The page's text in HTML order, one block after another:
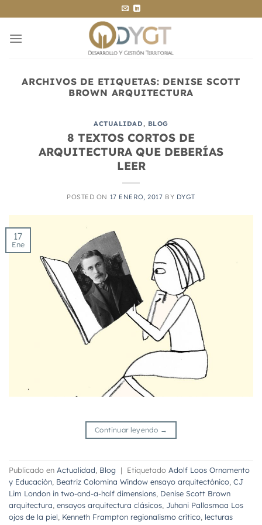
al
contenido
ARCHIVOS DE ETIQUETAS: DENISE SCOTT
BROWN ARQUITECTURA
ACTUALIDAD, BLOG
8 TEXTOS CORTOS DE
ARQUITECTURA QUE DEBERÍAS
LEER
POSTED ON 17 ENERO, 2017 BY DYGT
17
Ene
Continuar leyendo →
Publicado en Actualidad, Blog | Etiquetado Adolf Loos Ornamento
y Educación, Beatriz Colomina Window ensayo arquitectónico, CJ
Lim London in two-and-a-half dimensions, Denise Scott Brown
arquitectura, ensayos arquitectura clásicos, Juhani Pallasmaa Los
ojos de la piel, Kenneth Frampton regionalismo crítico, lecturas